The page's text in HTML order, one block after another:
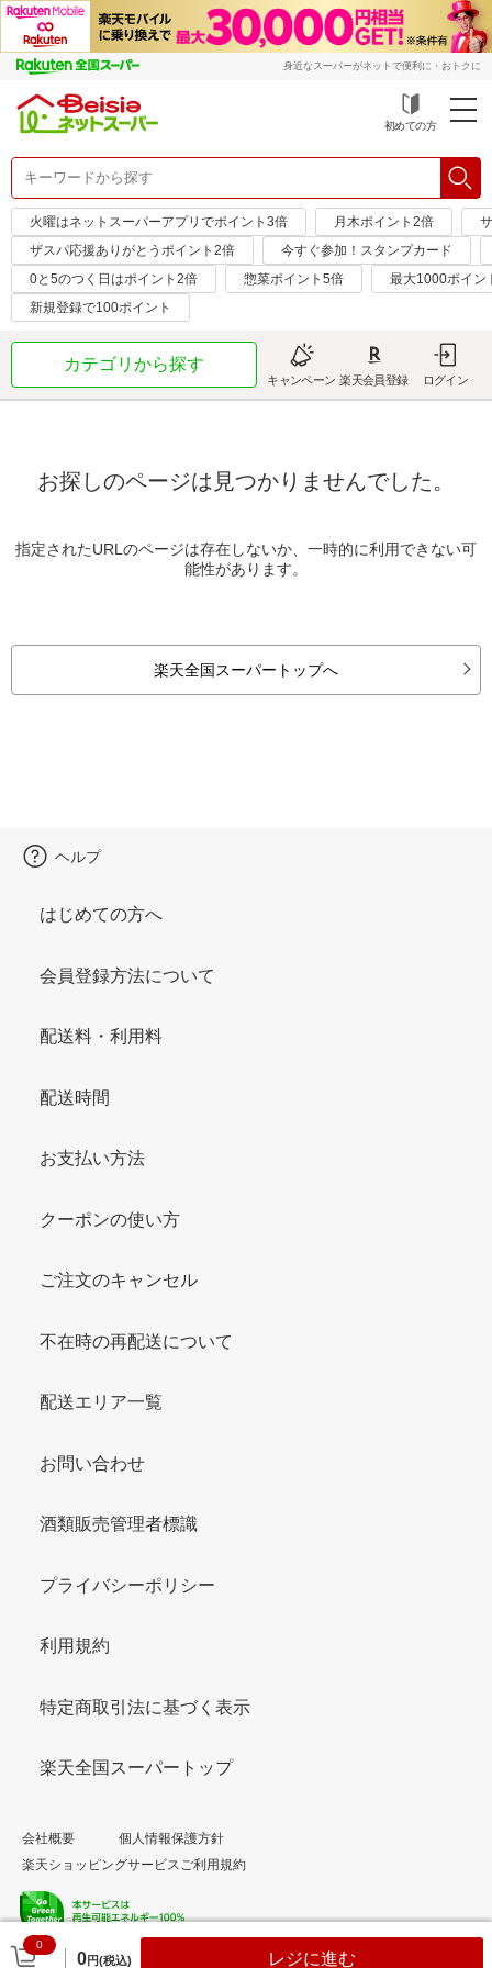
身近なスーパーがネットで便利に・おトクに
初めての方
火曜はネットスーパーアプリでポイント3倍 月木ポイント2倍
ザスパ応援ありがとうポイント2倍
今すぐ参加！スタンプカード
0と5のつく日はポイント2倍
惣菜ポイント5倍
最大1000ポイン
新規登録で100ポイント
カテゴリから探す
キャンペーン 楽天会員登録 ログイン
お探しのページは見つかりませんでした。
指定されたURLのページは存在しないか、一時的に利用できない可
能性があります。
楽天全国スーパートップへ
0
0円(税込) レジに進む
ヘルプ
はじめての方へ
会員登録方法について
配送料・利用料
配送時間
お支払い方法
クーポンの使い方
ご注文のキャンセル
不在時の再配送について
配送エリア一覧
お問い合わせ
酒類販売管理者標識
プライバシーポリシー
利用規約
特定商取引法に基づく表示
楽天全国スーパートップ
会社概要
個人情報保護方針
楽天ショッピングサービスご利用規約
© Rakuten Group, Inc.